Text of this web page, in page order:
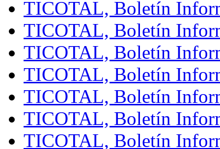
TICOTAL, Boletín
TICOTAL, Boletín
TICOTAL, Boletín
TICOTAL, Boletín
TICOTAL, Boletín
TICOTAL, Boletín
TICOTAL, Boletín